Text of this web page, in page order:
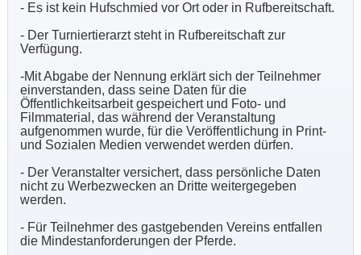
- Es ist kein Hufschmied vor Ort oder in Rufbereitschaft.
- Der Turniertierarzt steht in Rufbereitschaft zur
Verfügung.
-Mit Abgabe der Nennung erklärt sich der Teilnehmer
einverstanden, dass seine Daten für die
Öffentlichkeitsarbeit gespeichert und Foto- und
Filmmaterial, das während der Veranstaltung
aufgenommen wurde, für die Veröffentlichung in Print-
und Sozialen Medien verwendet werden dürfen.
- Der Veranstalter versichert, dass persönliche Daten
nicht zu Werbezwecken an Dritte weitergegeben
werden.
- Für Teilnehmer des gastgebenden Vereins entfallen
die Mindestanforderungen der Pferde.